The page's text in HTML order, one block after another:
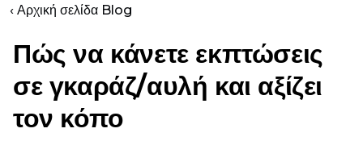
‹ Αρχική σελίδα Blog
Πώς να κάνετε εκπτώσεις
σε γκαράζ/αυλή και αξίζει
τον κόπο